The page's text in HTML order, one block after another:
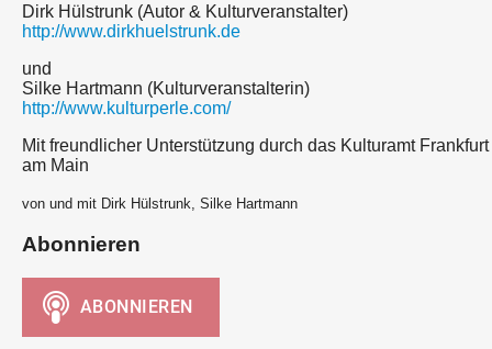
Dirk Hülstrunk (Autor & Kulturveranstalter)
http://www.dirkhuelstrunk.de
und
Silke Hartmann (Kulturveranstalterin)
http://www.kulturperle.com/
Mit freundlicher Unterstützung durch das Kulturamt Frankfurt
am Main
von und mit Dirk Hülstrunk, Silke Hartmann
Abonnieren